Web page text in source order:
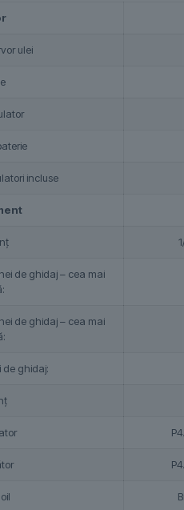
ulei
incluse
de ghidaj – cea mai
de ghidaj – cea mai
de ghidaj: